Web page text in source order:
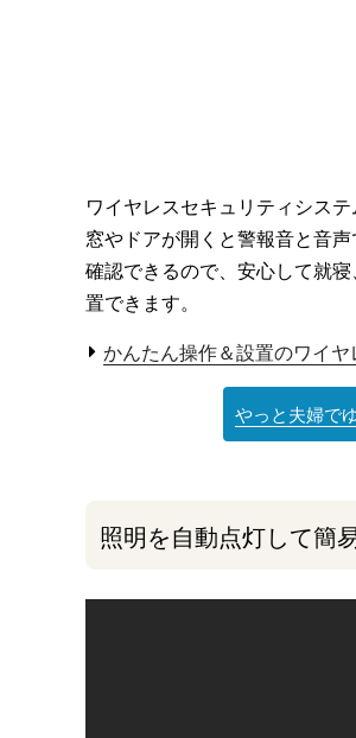
ワイヤレスセキュリティシス
窓やドアが開くと警報音と音
確認できるので、安心して就
置できます。
かんたん操作＆設置のワイ
やっと夫婦で
照明を自動点灯して簡